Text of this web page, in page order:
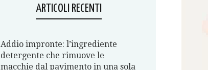
ARTICOLI RECENTI
Addio impronte: l’ingrediente
detergente che rimuove le
macchie dal pavimento in una sola